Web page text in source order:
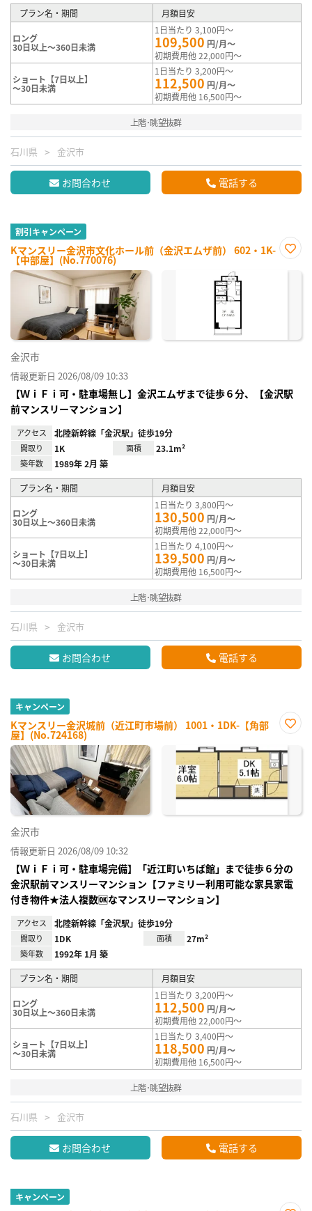
プラン名・期間 月額目安
ロング
30日以上～360日未満
1日当たり 3,100円～
109,500 円/月～
初期費用他 22,000円～
ショート【7日以上】
～30日未満
1日当たり 3,200円～
112,500 円/月～
初期費用他 16,500円～
上階･眺望抜群
石川県 金沢市
お問合わせ 電話する
割引キャンペーン
Kマンスリー金沢市文化ホール前（金沢エムザ前） 602・1K-
【中部屋】(No.770076)
に入
金沢市
情報更新日 2026/08/09 10:33
【ＷｉＦｉ可・駐車場無し】金沢エムザまで徒歩６分、【金沢駅
前マンスリーマンション】
アクセス 北陸新幹線「金沢駅」徒歩19分
間取り 1K 面積 23.1m²
築年数 1989年 2月 築
プラン名・期間 月額目安
ロング
30日以上～360日未満
1日当たり 3,800円～
130,500 円/月～
初期費用他 22,000円～
ショート【7日以上】
～30日未満
1日当たり 4,100円～
139,500 円/月～
初期費用他 16,500円～
上階･眺望抜群
石川県 金沢市
お問合わせ 電話する
キャンペーン
Kマンスリー金沢城前（近江町市場前） 1001・1DK-【角部
屋】(No.724168)
に入
り登
録
金沢市
情報更新日 2026/08/09 10:32
【ＷｉＦｉ可・駐車場完備】「近江町いちば館」まで徒歩６分の
金沢駅前マンスリーマンション【ファミリー利用可能な家具家電
付き物件★法人複数🆗なマンスリーマンション】
アクセス 北陸新幹線「金沢駅」徒歩19分
間取り 1DK 面積 27m²
築年数 1992年 1月 築
プラン名・期間 月額目安
ロング
30日以上～360日未満
1日当たり 3,200円～
112,500 円/月～
初期費用他 22,000円～
ショート【7日以上】
～30日未満
1日当たり 3,400円～
118,500 円/月～
初期費用他 16,500円～
上階･眺望抜群
石川県 金沢市
お問合わせ 電話する
キャンペーン